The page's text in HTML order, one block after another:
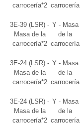
carrocería*2 carrocería
3E-39 (LSR) -
Masa de la
carrocería*2
Y - Masa
de la
carrocería
3E-24 (LSR) -
Masa de la
carrocería*2
Y - Masa
de la
carrocería
3E-24 (LSR) -
Masa de la
carrocería*2
Y - Masa
de la
carrocería